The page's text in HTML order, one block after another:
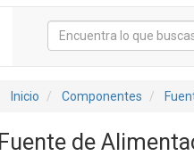
Inicio Componentes
Fuente de